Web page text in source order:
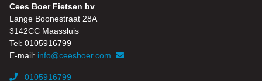
Cees Boer Fietsen bv
Lange Boonestraat 28A
3142CC Maassluis
Tel: 0105916799
E-mail: info@ceesboer.com
0105916799